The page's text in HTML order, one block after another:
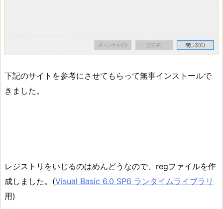
下記のサイトを参考にさせてもらって無事インストールで
きました。
レジストリをいじるのはめんどうなので、regファイルを作
成しました。(Visual Basic 6.0 SP6 ランタイムライブラリ
用)